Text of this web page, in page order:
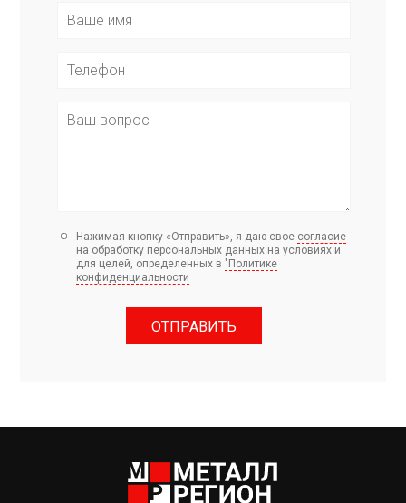
Нажимая кнопку «Отправить», я даю свое согласие
на обработку персональных данных на условиях и
для целей, определенных в "Политике
конфиденциальности